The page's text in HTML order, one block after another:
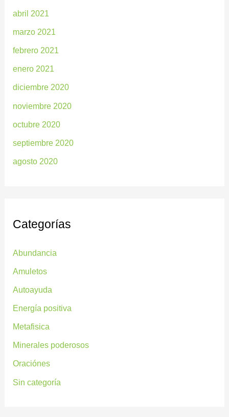
abril 2021
marzo 2021
febrero 2021
enero 2021
diciembre 2020
noviembre 2020
octubre 2020
septiembre 2020
agosto 2020
Categorías
Abundancia
Amuletos
Autoayuda
Energía positiva
Metafisica
Minerales poderosos
Oraciónes
Sin categoría